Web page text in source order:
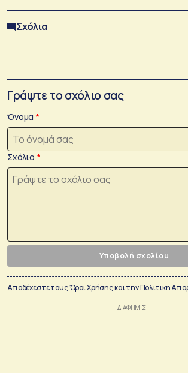
Σχόλια
Γράψτε το σχόλιο σας
Όνομα
Σχόλιο
Υποβολή σχολίου
Αποδέχεστε τουςΌροι Χρήσηςκαι τηνΠολιτικη